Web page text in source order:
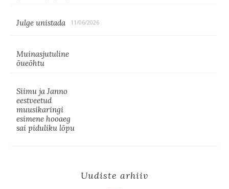
Julge unistada 11/06/2026
Muinasjutuline
õueõhtu
Siimu ja Janno
eestveetud
muusikaringi
esimene hooaeg
sai piduliku lõpu
Uudiste arhiiv